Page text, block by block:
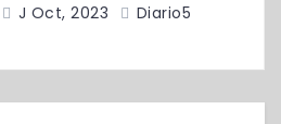
J Oct, 2023 Diario5